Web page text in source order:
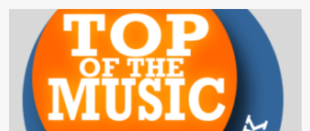
Sanremo
2026
in
den
Charts
(Woche
3)